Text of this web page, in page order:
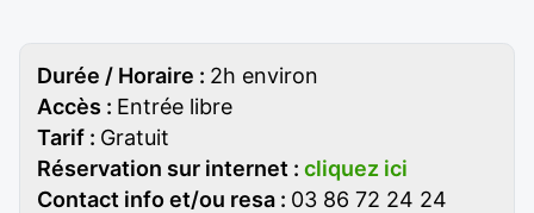
Durée / Horaire : 2h environ
Accès : Entrée libre
Tarif : Gratuit
Réservation sur internet : cliquez ici
Contact info et/ou resa : 03 86 72 24 24